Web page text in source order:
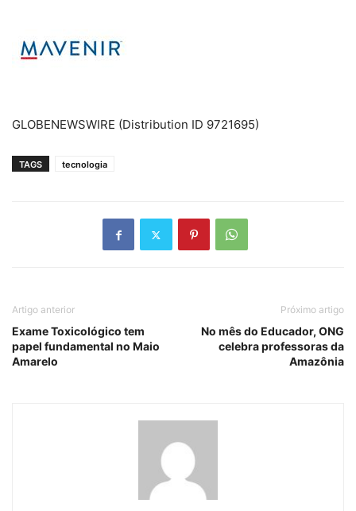
GLOBENEWSWIRE (Distribution ID 9721695)
TAGS tecnologia
Artigo anterior
Exame Toxicológico tem
papel fundamental no Maio
Amarelo
Próximo artigo
No mês do Educador, ONG
celebra professoras da
Amazônia